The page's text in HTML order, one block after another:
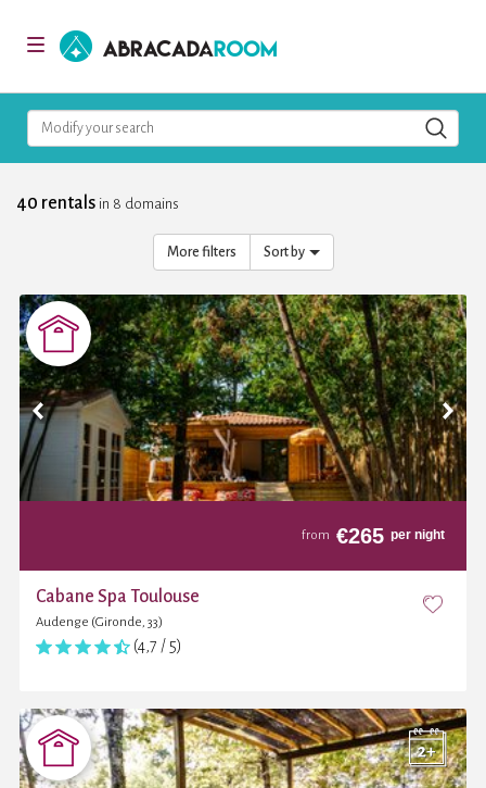
Toggle
AbracadaRoom
Modify your search
40 rentals in 8 domains
More filters
from €265 per night
Cabane Spa Toulouse
Audenge (Gironde, 33)
(4,7 / 5)